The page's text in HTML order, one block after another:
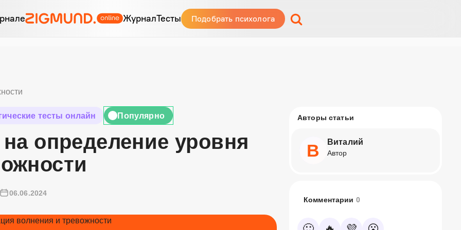
ЖурналТесты Подобрать психолога
тесты онлайн Популярно
на определение уровня
06.06.2024
Авторы статьи
В Виталий
Автор
Комментарии 0